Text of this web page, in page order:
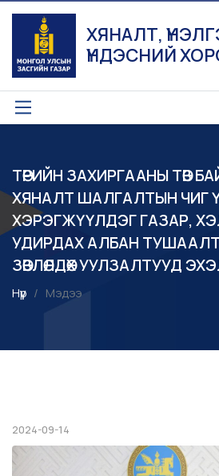
ХЯНАЛТ,
ҮНДЭСНИЙ
ТӨРИЙН ЗАХИРГААНЫ ТӨВ
ХЯНАЛТ ШАЛГАЛТЫН ЧИГ
ХЭРЭГЖҮҮЛДЭГ ГАЗАР,
УДИРДАХ АЛБАН
ЗӨВЛӨЛДӨХ УУЛЗАЛТУУД
Нүүр Мэдээ
2024-09-14